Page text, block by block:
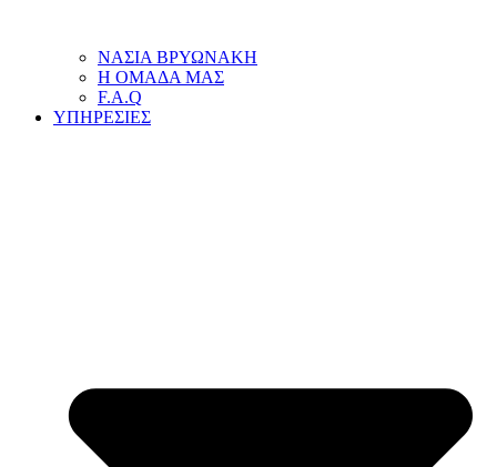
ΝΑΣΙΑ ΒΡΥΩΝΑΚΗ
Η ΟΜΑΔΑ ΜΑΣ
F.A.Q
ΥΠΗΡΕΣΙΕΣ